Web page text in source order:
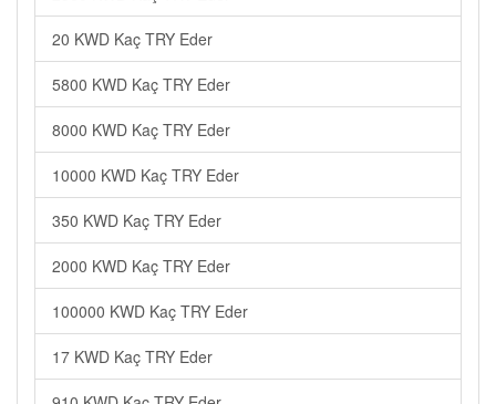
20 KWD Kaç TRY Eder
5800 KWD Kaç TRY Eder
8000 KWD Kaç TRY Eder
10000 KWD Kaç TRY Eder
350 KWD Kaç TRY Eder
2000 KWD Kaç TRY Eder
100000 KWD Kaç TRY Eder
17 KWD Kaç TRY Eder